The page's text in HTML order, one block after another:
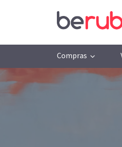
Compras